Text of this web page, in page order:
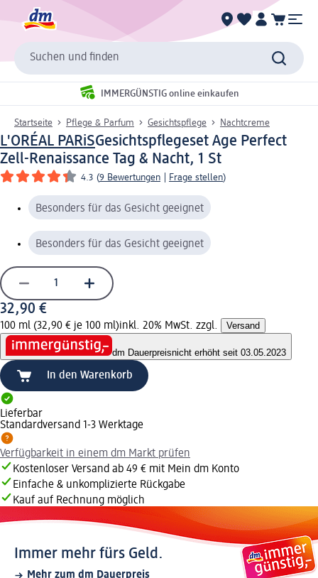
Suchen und finden
IMMERGÜNSTIG online einkaufen
Startseite Pflege & Parfum Gesichtspflege Nachtcreme
L'ORÉAL PARiSGesichtspflegeset Age Perfect
Zell-Renaissance Tag & Nacht, 1 St
4.3 (9 Bewertungen Frage stellen)
Besonders für das Gesicht geeignet
Besonders für das Gesicht geeignet
32,90 €
100 ml (32,90 € je 100 ml)inkl. 20% MwSt. zzgl. Versand
dm Dauerpreisnicht erhöht seit 03.05.2023
In den Warenkorb
Lieferbar
Standardversand 1-3 Werktage
Verfügbarkeit in einem dm Markt prüfen
Kostenloser Versand ab 49 € mit Mein dm Konto
Einfache & unkomplizierte Rückgabe
Kauf auf Rechnung möglich
Immer mehr fürs Geld.
Mehr zum dm Dauerpreis